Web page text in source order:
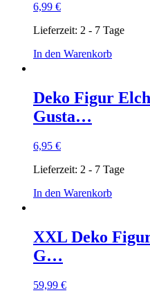
6,99 €
Lieferzeit: 2 - 7 Tage
In den Warenkorb
Deko Figur
Gusta…
6,95 €
Lieferzeit: 2 - 7 Tage
In den Warenkorb
XXL Deko
G…
59,99 €